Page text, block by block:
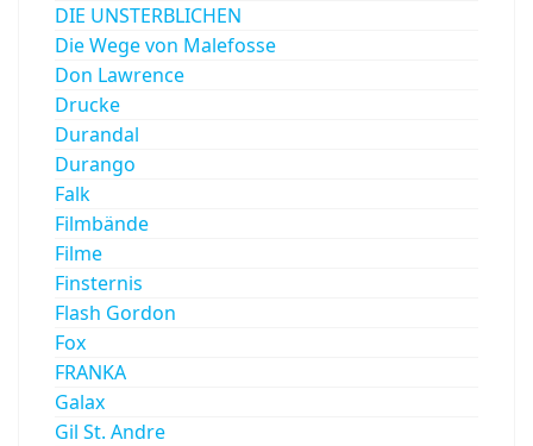
DIE UNSTERBLICHEN
Die Wege von Malefosse
Don Lawrence
Drucke
Durandal
Durango
Falk
Filmbände
Filme
Finsternis
Flash Gordon
Fox
FRANKA
Galax
Gil St. Andre